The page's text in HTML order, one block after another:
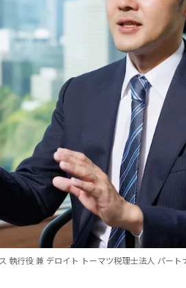
執行役 兼 デロイト トーマツ税理士法人 パート